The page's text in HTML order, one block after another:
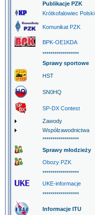
Publikacje PZK
Krótkofalowiec Polski
Komunikat PZK
BPK-OE1KDA
******************
Sprawy sportowe
HST
SN0HQ
SP-DX Contest
Zawody
Współzawodnictwa
******************
Sprawy młodzieży
Obozy PZK
******************
UKE-informacje
******************
Informacje ITU